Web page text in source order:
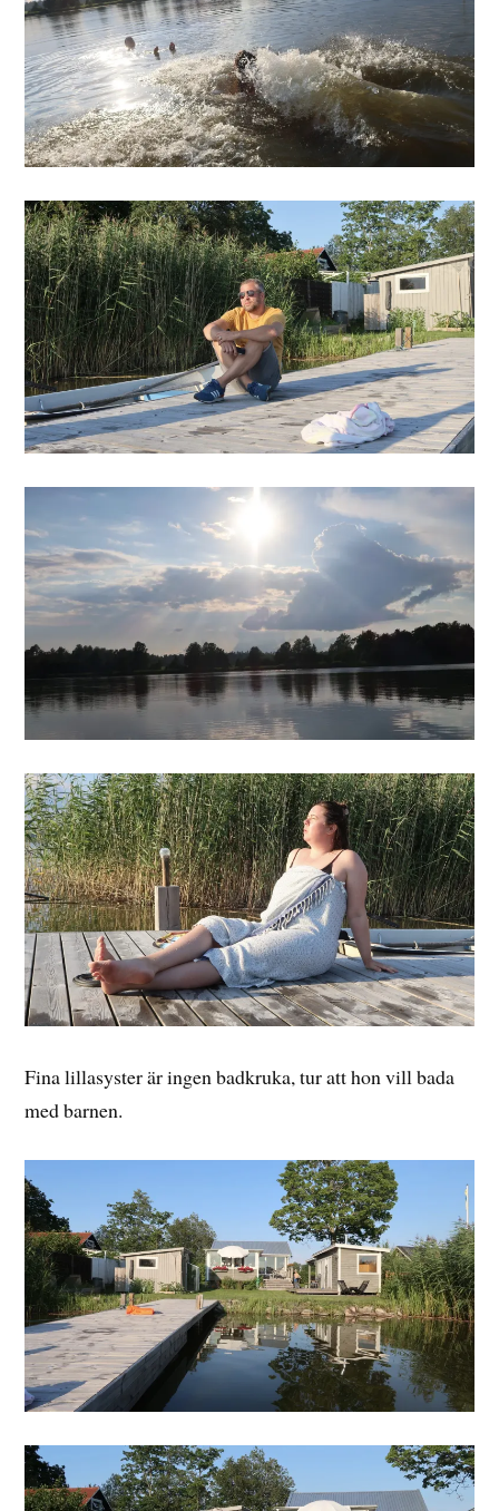
Fina lillasyster är ingen badkruka, tur att hon vill bada
med barnen.